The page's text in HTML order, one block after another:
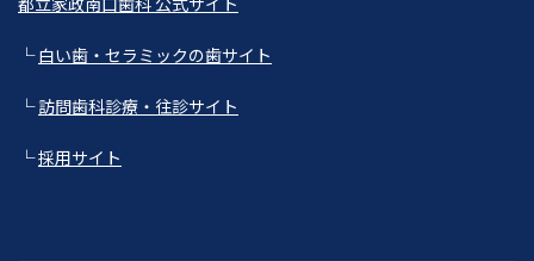
└白い歯・セラミックの歯サイト
└訪問歯科診療・往診サイト
└採用サイト